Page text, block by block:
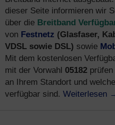
dieser Seite informieren wir
über die Breitband
von Festnetz (Glasfaser,
VDSL sowie DSL) sowie
Mit dem kostenlosen
mit der Vorwahl 05182
an Ihrem Standort und welche
verfügbar sind. Weiterlesen